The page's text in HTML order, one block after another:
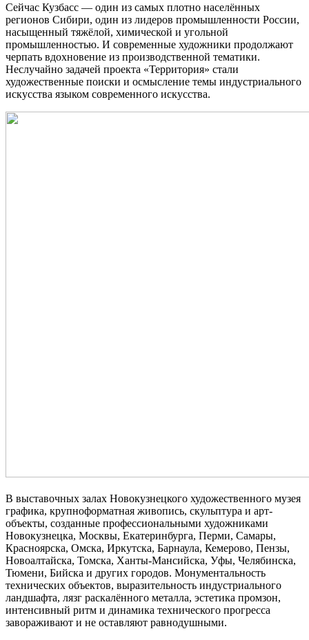
Сейчас Кузбасс — один из самых плотно населённых
регионов Сибири, один из лидеров промышленности России,
насыщенный тяжёлой, химической и угольной
промышленностью. И современные художники продолжают
черпать вдохновение из производственной тематики.
Неслучайно задачей проекта «Территория» стали
художественные поиски и осмысление темы индустриального
искусства языком современного искусства.
В выставочных залах Новокузнецкого художественного музея
графика, крупноформатная живопись, скульптура и арт-
объекты, созданные профессиональными художниками
Новокузнецка, Москвы, Екатеринбурга, Перми, Самары,
Красноярска, Омска, Иркутска, Барнаула, Кемерово, Пензы,
Новоалтайска, Томска, Ханты-Мансийска, Уфы, Челябинска,
Тюмени, Бийска и других городов. Монументальность
технических объектов, выразительность индустриального
ландшафта, лязг раскалённого металла, эстетика промзон,
интенсивный ритм и динамика технического прогресса
завораживают и не оставляют равнодушными.